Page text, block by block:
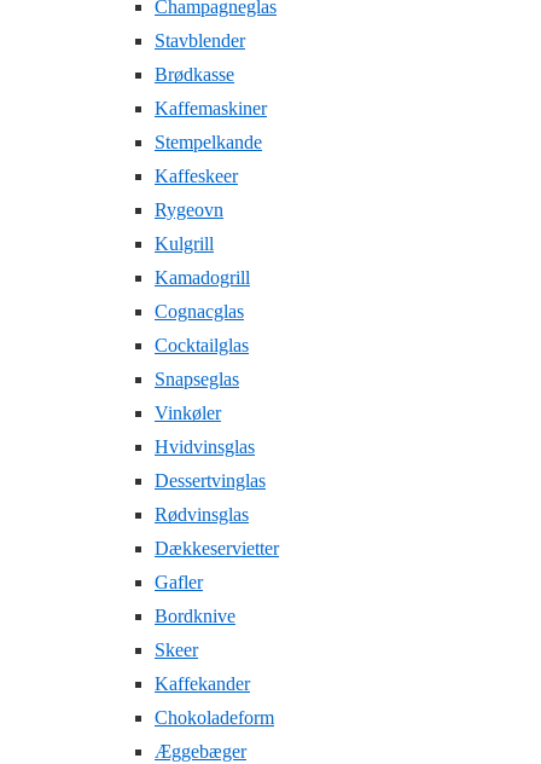
Champagneglas
Stavblender
Brødkasse
Kaffemaskiner
Stempelkande
Kaffeskeer
Rygeovn
Kulgrill
Kamadogrill
Cognacglas
Cocktailglas
Snapseglas
Vinkøler
Hvidvinsglas
Dessertvinglas
Rødvinsglas
Dækkeservietter
Gafler
Bordknive
Skeer
Kaffekander
Chokoladeform
Æggebæger